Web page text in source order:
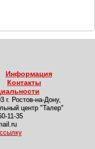
Информация
Контакты
г. Ростов-на-Дону,
центр "Талер"
11-35